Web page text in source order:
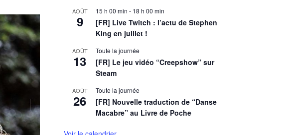
AOÛT
9
15 h 00 min - 18 h 00 min
[FR] Live Twitch : l’actu de Stephen
King en juillet !
AOÛT
13
Toute la journée
[FR] Le jeu vidéo “Creepshow” sur
Steam
AOÛT
26
Toute la journée
[FR] Nouvelle traduction de “Danse
Macabre” au Livre de Poche